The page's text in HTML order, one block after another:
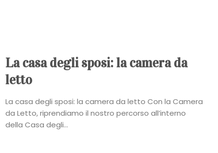
La casa degli sposi: la camera da
letto
La casa degli sposi: la camera da letto Con la Camera
da Letto, riprendiamo il nostro percorso all’interno
della Casa degli...